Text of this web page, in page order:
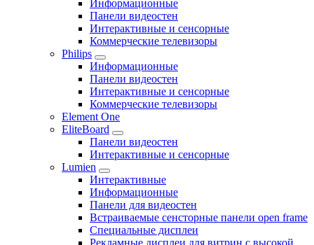
Информационные
Панели видеостен
Интерактивные и сенсорные
Коммерческие телевизоры
Philips
Информационные
Панели видеостен
Интерактивные и сенсорные
Коммерческие телевизоры
Element One
EliteBoard
Панели видеостен
Интерактивные и сенсорные
Lumien
Интерактивные
Информационные
Панели для видеостен
Встраиваемые сенсторные панели open frame
Специальные дисплеи